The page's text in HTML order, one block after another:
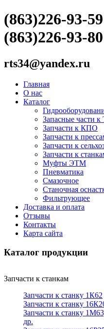
(863)226-93-59
(863)226-93-80
rts34@yandex.ru
Главная
О нас
Каталог
Запасные части
Запчасти к КПО
Запчасти к
Запчасти к
Запчасти к
Муфты ЭТМ
Пневматика
Смазочное
Станочная
Фильтрующее
Доставка и оплата
Отзывы
Контакты
Карта сайта
Каталог продукции
Запчасти к станкам
Запчасти к станку 1К62
Запчасти к станку
Запчасти к станку
др.